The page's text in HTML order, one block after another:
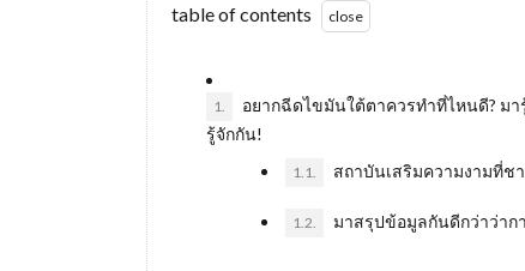
table of contents
1.
อยากฉีดไขมันใต้ตาควรทำที่ไหนดี? ม
รู้จักกัน!
1.1. สถาบันเสริมความงามที่ช
1.2. มาสรุปข้อมูลกันดีกว่าว่าก